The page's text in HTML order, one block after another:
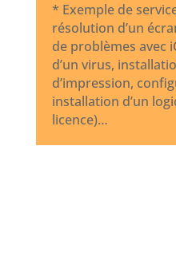
* Exemple de
résolution d’un
de problèmes avec
d’un virus,
d’impression,
installation d’un
licence)…